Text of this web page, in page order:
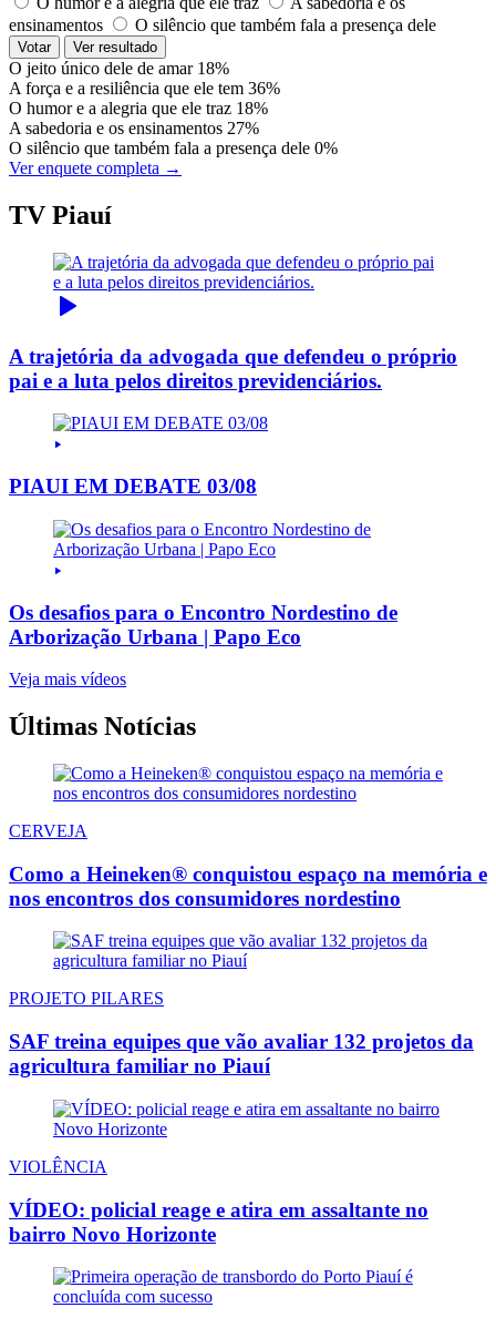
ensinamentos
O silêncio que também fala a presença dele
Votar Ver resultado
O jeito único dele de amar 18%
A força e a resiliência que ele tem 36%
O humor e a alegria que ele traz 18%
A sabedoria e os ensinamentos 27%
O silêncio que também fala a presença dele 0%
Ver enquete completa →
TV Piauí
A trajetória da advogada que defendeu o próprio
pai e a luta pelos direitos previdenciários.
PIAUI EM DEBATE 03/08
Os desafios para o Encontro Nordestino de
Arborização Urbana | Papo Eco
Veja mais vídeos
Últimas Notícias
CERVEJA
Como a Heineken® conquistou espaço na memória e
nos encontros dos consumidores nordestino
PROJETO PILARES
SAF treina equipes que vão avaliar 132 projetos da
agricultura familiar no Piauí
VIOLÊNCIA
VÍDEO: policial reage e atira em assaltante no
bairro Novo Horizonte